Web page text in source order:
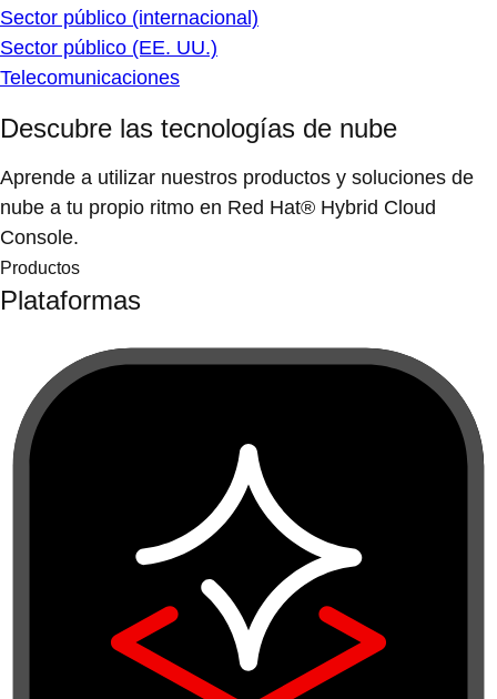
Sector público (internacional)
Sector público (EE. UU.)
Telecomunicaciones
Descubre las tecnologías de nube
Aprende a utilizar nuestros productos y soluciones de
nube a tu propio ritmo en Red Hat® Hybrid Cloud
Console.
Productos
Plataformas